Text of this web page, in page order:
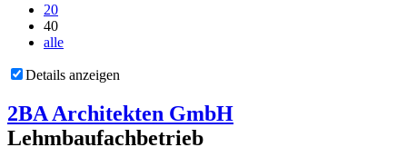
20
40
alle
Details anzeigen
2BA Architekten GmbH
Lehmbaufachbetrieb